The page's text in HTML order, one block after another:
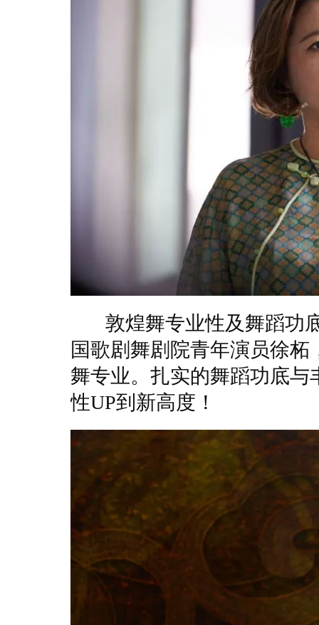
敦煌舞专业性及舞蹈功
国歌剧舞剧院青年演员徐
舞专业。扎实的舞蹈功底
性UP到新高度！